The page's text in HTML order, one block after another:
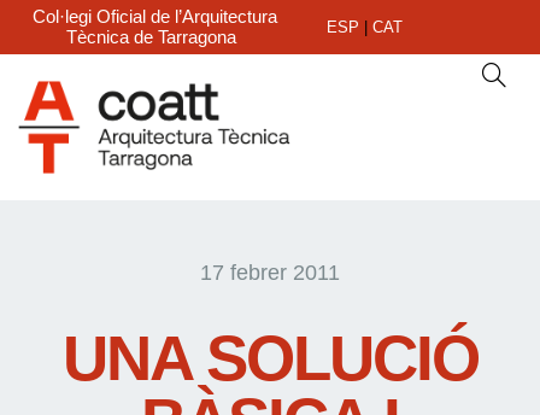
Col·legi Oficial de l’Arquitectura
Tècnica de Tarragona
ESP CAT
17 febrer 2011
UNA SOLUCIÓ